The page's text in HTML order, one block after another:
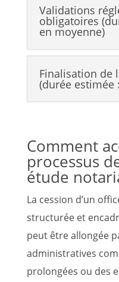
Validations
obligatoires
en moyenne)
Finalisation de
(durée estimée
Comment
processus
étude
La cession d’un
structurée et
peut être allongée
administratives
prolongées ou des